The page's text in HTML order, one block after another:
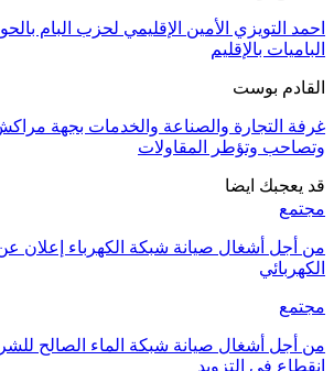
احمد التويزي الأمين الإقليمي لحزب البام
الباميات بالإقليم
القادم بوست
غرفة التجارة والصناعة والخدمات بجهة
وتصاحب وتؤطر المقاولات
قد يعجبك ايضا
مجتمع
من أجل أشغال صيانة شبكة الكهرباء إعلان عن
الكهربائي
مجتمع
من أجل أشغال صيانة شبكة الماء الصالح
إنقطاع في التزويد